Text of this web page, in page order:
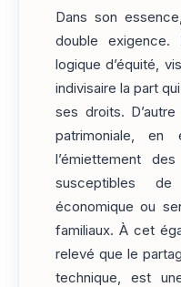
Dans son
double exigence.
logique d’équité,
indivisaire la part
ses droits.
patrimoniale, en
l’émiettement
susceptibles
économique ou
familiaux. À cet
relevé que le
technique, est